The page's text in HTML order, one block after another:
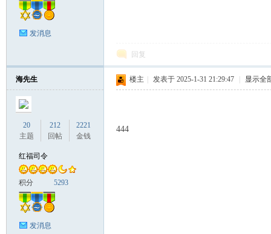
发消息
回复
海先生
20
主题
212
回帖
2221
金钱
红福司令
积分 5293
发消息
楼主 发表于 2025-1-31 21:29:47 显示全
444